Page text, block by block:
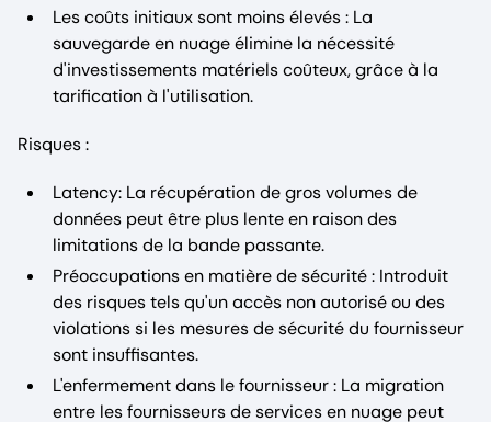
Les coûts initiaux sont moins élevés : La
sauvegarde en nuage élimine la nécessité
d'investissements matériels coûteux, grâce à la
tarification à l'utilisation.
Risques :
Latency: La récupération de gros volumes de
données peut être plus lente en raison des
limitations de la bande passante.
Préoccupations en matière de sécurité : Introduit
des risques tels qu'un accès non autorisé ou des
violations si les mesures de sécurité du fournisseur
sont insuffisantes.
L'enfermement dans le fournisseur : La migration
entre les fournisseurs de services en nuage peut